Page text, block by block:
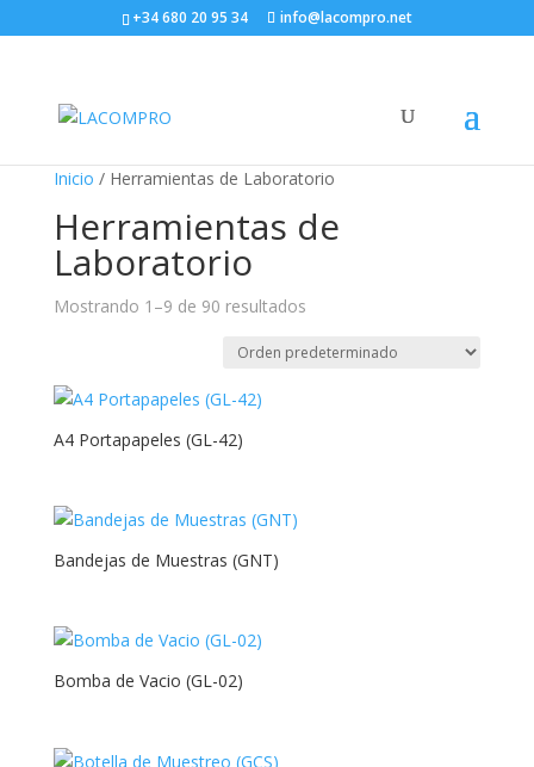
+34 680 20 95 34 info@lacompro.net
Inicio / Herramientas de Laboratorio
Herramientas de
Laboratorio
Mostrando 1–9 de 90 resultados
A4 Portapapeles (GL-42)
Bandejas de Muestras (GNT)
Bomba de Vacio (GL-02)